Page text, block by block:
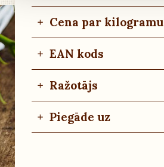
+ Cena par kilogramu
+ EAN kods
+ Ražotājs
+ Piegāde uz